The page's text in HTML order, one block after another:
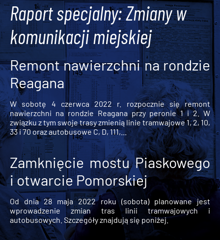
Raport specjalny: Zmiany w
komunikacji miejskiej
Remont nawierzchni na rondzie
Reagana
W sobotę 4 czerwca 2022 r. rozpocznie się remont
nawierzchni na rondzie Reagana przy peronie 1 i 2. W
związku z tym swoje trasy zmienią linie tramwajowe 1, 2, 10,
33 i 70 oraz autobusowe C, D, 111,...
Zamknięcie mostu Piaskowego
i otwarcie Pomorskiej
Od dnia 28 maja 2022 roku (sobota) planowane jest
wprowadzenie zmian tras linii tramwajowych i
autobusowych. Szczegóły znajdują się poniżej.